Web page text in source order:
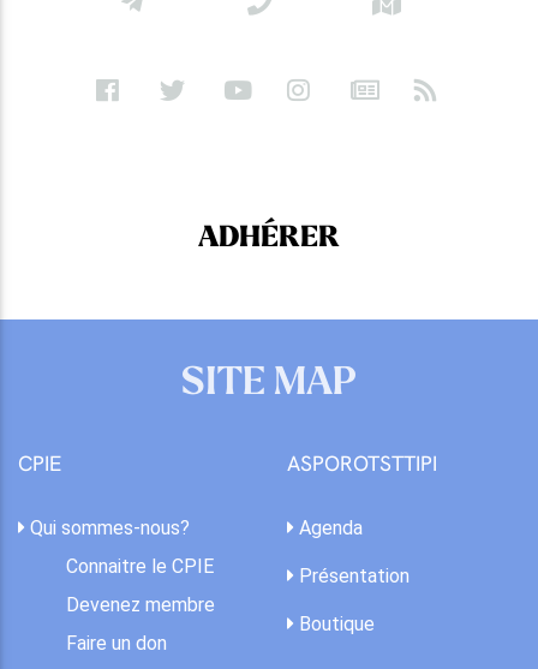
ADHÉRER
SITE MAP
CPIE
Qui sommes-nous?
Connaitre le CPIE
Devenez membre
Faire un don
ASPOROTSTTIPI
Agenda
Présentation
Boutique